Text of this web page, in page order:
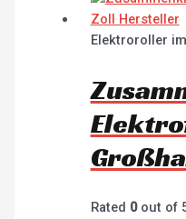
Elektroroller
Rated 0out of